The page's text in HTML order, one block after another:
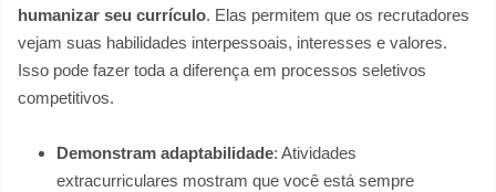
humanizar seu currículo. Elas permitem que os recrutadores
vejam suas habilidades interpessoais, interesses e valores.
Isso pode fazer toda a diferença em processos seletivos
competitivos.
Demonstram adaptabilidade: Atividades
extracurriculares mostram que você está sempre